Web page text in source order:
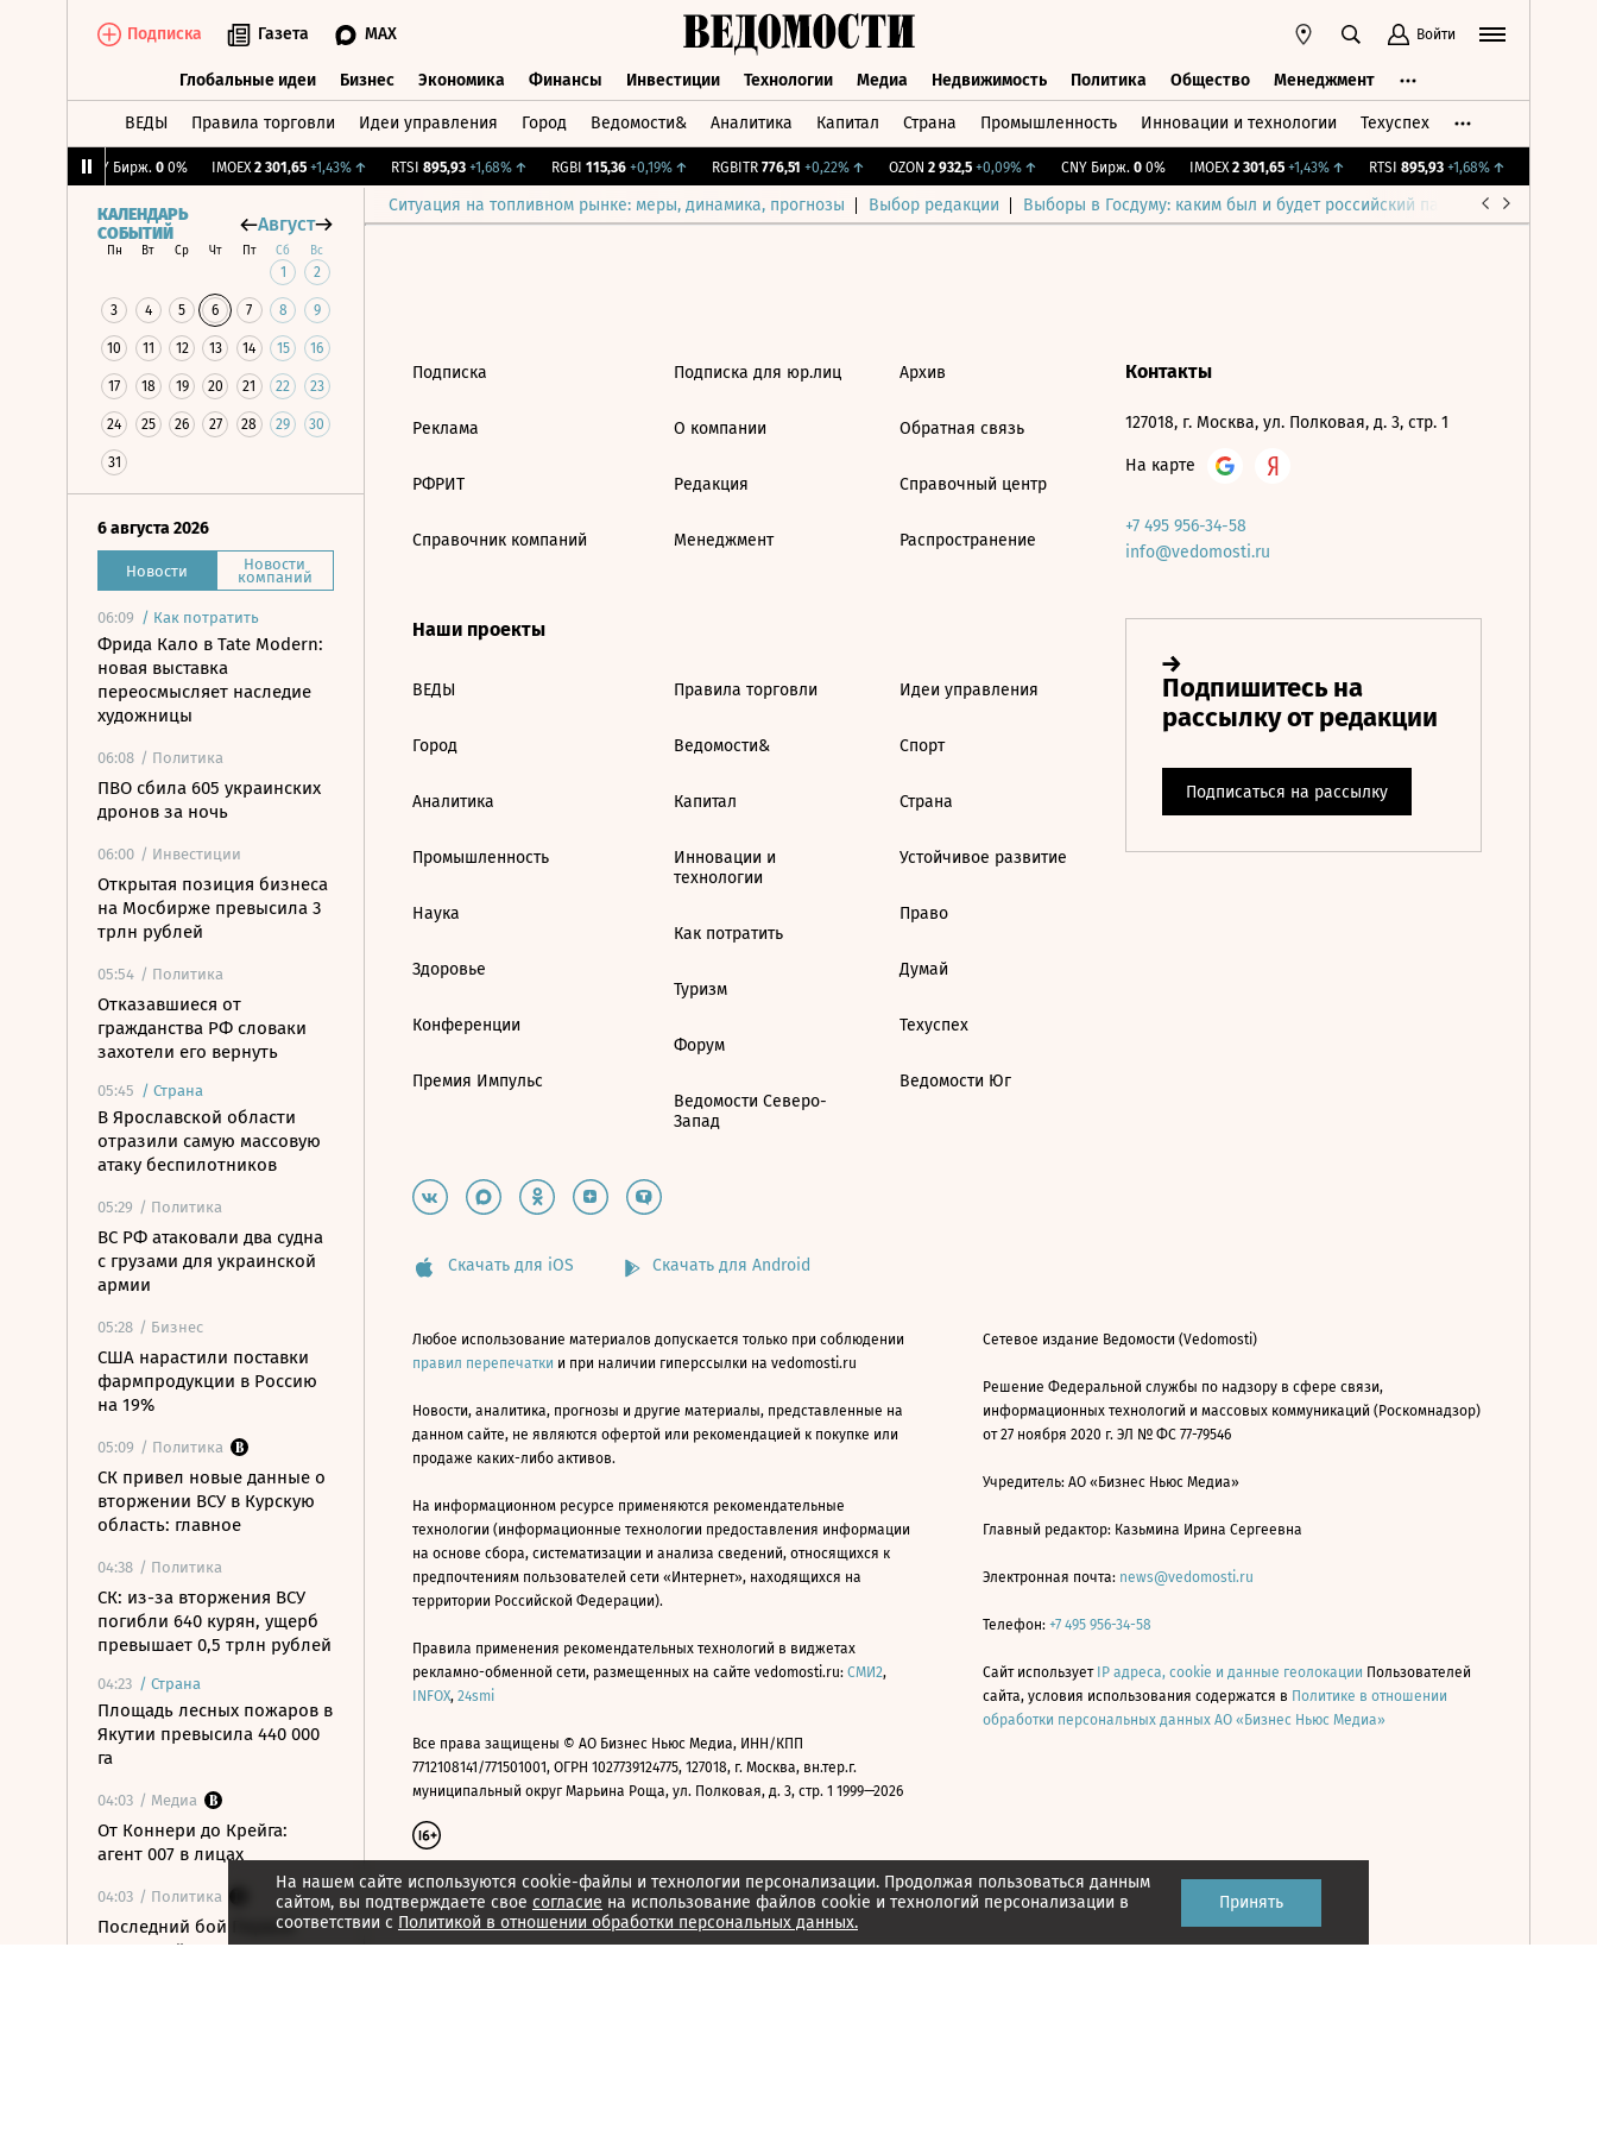
Подписка Газета MAX Войти
Глобальные идеи Бизнес Экономика Финансы Инвестиции Технологии Медиа Недвижимость Политика Общество Менеджмент
ВЕДЫ Правила торговли Идеи управления Город Ведомости& Аналитика Капитал Страна Промышленность Инновации и технологии Техуспех
CNY Бирж. 0 0% IMOEX 2 301,65 +1,43%↑ RTSI 895,93 +1,68%↑ RGBI 115,36 +0,19%↑ RGBITR 776,51 +0,22%↑ OZON 2 932,5 +0,09%↑ CNY Бирж. 0 0% IMOEX 2 301,65 +1,43%↑ RTSI 895,93 +1,68%↑
Ситуация на топливном рынке: меры, динамика, прогнозы Выбор редакции Выборы в Госдуму: каким был и будет российский парламент
КАЛЕНДАРЬ
СОБЫТИЙ
Август
Пн Вт Ср Чт Пт Сб Вс
1 2
3 4 5 6 7 8 9
10 11 12 13 14 15 16
17 18 19 20 21 22 23
24 25 26 27 28 29 30
31
6 августа 2026
Новости Новости
компаний
06:09 / Как потратить
Фрида Кало в Tate Modern:
новая выставка
переосмысляет наследие
художницы
06:08 / Политика
ПВО сбила 605 украинских
дронов за ночь
06:00 / Инвестиции
Открытая позиция бизнеса
на Мосбирже превысила 3
трлн рублей
05:54 / Политика
Отказавшиеся от
гражданства РФ словаки
захотели его вернуть
05:45 / Страна
В Ярославской области
отразили самую массовую
атаку беспилотников
05:29 / Политика
ВС РФ атаковали два судна
с грузами для украинской
армии
05:28 / Бизнес
США нарастили поставки
фармпродукции в Россию
на 19%
05:09 / Политика
СК привел новые данные о
вторжении ВСУ в Курскую
область: главное
04:38 / Политика
СК: из-за вторжения ВСУ
погибли 640 курян, ущерб
превышает 0,5 трлн рублей
04:23 / Страна
Площадь лесных пожаров в
Якутии превысила 440 000
га
04:03 / Медиа
От Коннери до Крейга:
агент 007 в лицах
04:03 / Политика
Последний бой Первой
чеченской: как защищали
На нашем сайте используются cookie-файлы и технологии персонализации. Продолжая пользоваться данным
сайтом, вы подтверждаете свое согласие на использование файлов cookie и технологий персонализации в
соответствии с Политикой в отношении обработки персональных данных.
Принять
Подписка
Реклама
РФРИТ
Справочник компаний
Подписка для юр.лиц
О компании
Редакция
Менеджмент
Архив
Обратная связь
Справочный центр
Распространение
Наши проекты
ВЕДЫ
Город
Аналитика
Промышленность
Наука
Здоровье
Конференции
Премия Импульс
Правила торговли
Ведомости&
Капитал
Инновации и
технологии
Как потратить
Туризм
Форум
Ведомости Северо-
Запад
Идеи управления
Спорт
Страна
Устойчивое развитие
Право
Думай
Техуспех
Ведомости Юг
Контакты
127018, г. Москва, ул. Полковая, д. 3, стр. 1
На карте
+7 495 956-34-58
info@vedomosti.ru
Скачать для iOS Скачать для Android
Любое использование материалов допускается только при соблюдении
правил перепечатки и при наличии гиперссылки на vedomosti.ru
Новости, аналитика, прогнозы и другие материалы, представленные на
данном сайте, не являются офертой или рекомендацией к покупке или
продаже каких-либо активов.
На информационном ресурсе применяются рекомендательные
технологии (информационные технологии предоставления информации
на основе сбора, систематизации и анализа сведений, относящихся к
предпочтениям пользователей сети «Интернет», находящихся на
территории Российской Федерации).
Правила применения рекомендательных технологий в виджетах
рекламно-обменной сети, размещенных на сайте vedomosti.ru: СМИ2,
INFOX, 24smi
Все права защищены © АО Бизнес Ньюс Медиа, ИНН/КПП
7712108141/771501001, ОГРН 1027739124775, 127018, г. Москва, вн.тер.г.
муниципальный округ Марьина Роща, ул. Полковая, д. 3, стр. 1 1999—2026
Сетевое издание Ведомости (Vedomosti)
Решение Федеральной службы по надзору в сфере связи,
информационных технологий и массовых коммуникаций (Роскомнадзор)
от 27 ноября 2020 г. ЭЛ № ФС 77-79546
Учредитель: АО «Бизнес Ньюс Медиа»
Главный редактор: Казьмина Ирина Сергеевна
Электронная почта: news@vedomosti.ru
Телефон: +7 495 956-34-58
Сайт использует IP адреса, cookie и данные геолокации Пользователей
сайта, условия использования содержатся в Политике в отношении
обработки персональных данных АО «Бизнес Ньюс Медиа»